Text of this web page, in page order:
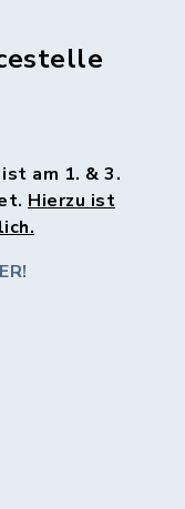
am 1. & 3.
Hierzu ist